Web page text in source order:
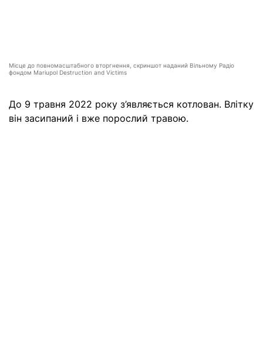
Місце до повномасштабного вторгнення, скриншот наданий Вільному Радіо
фондом Mariupol Destruction and Victims
До 9 травня 2022 року з’являється котлован. Влітку
він засипаний і вже порослий травою.